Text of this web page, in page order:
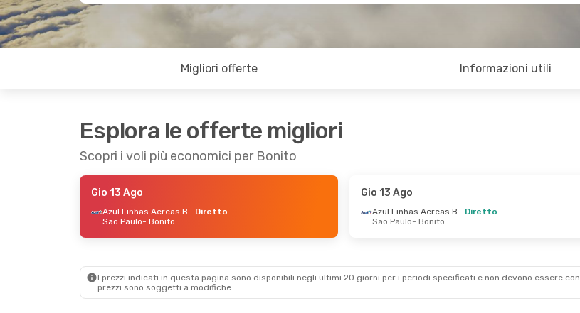
Migliori offerte Informazioni utili
Esplora le offerte migliori
Scopri i voli più economici per Bonito
Gio 13 Ago
Azul Linhas Aereas Brasileiras Diretto
Sao Paulo- Bonito
Gio 13 Ago
Azul Linhas Aereas Brasileiras Diretto
Sao Paulo- Bonito
I prezzi indicati in questa pagina sono disponibili negli ultimi 20 giorni per i periodi specificati e non devono essere
prezzi sono soggetti a modifiche.